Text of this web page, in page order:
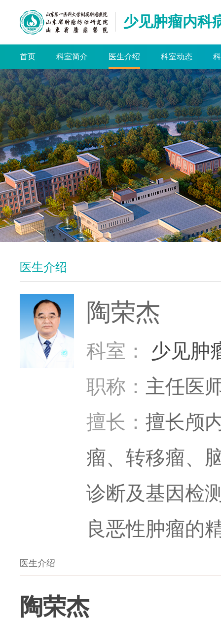
少见肿瘤内科
首页 科室简介 医生介绍 科室动态
医生介绍
陶荣杰
科室：
少见肿
职称： 主任医
擅长： 擅长颅
瘤、转移瘤、
诊断及基因检
良恶性肿瘤的
医生介绍
陶荣杰